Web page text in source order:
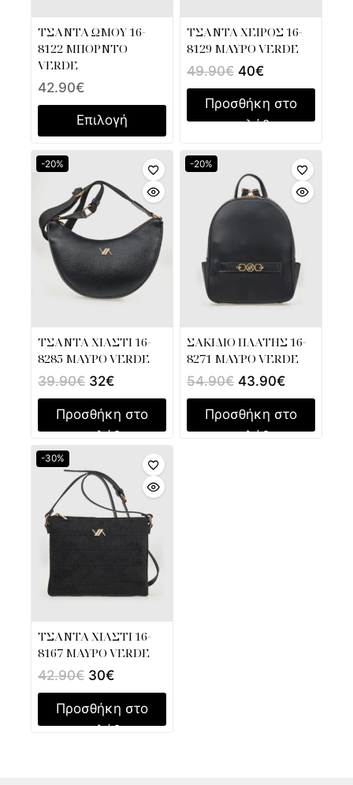
ΤΣΑΝΤΑ ΩΜΟΥ 16-
8122 ΜΠΟΡΝΤΟ
VERDE
42.90€
Επιλογή
ΤΣΑΝΤΑ ΧΕΙΡΟΣ 16-
8129 ΜΑΥΡΟ VERDE
49.90€ 40€
Προσθήκη στο
καλάθι
-20%
ΤΣΑΝΤΑ ΧΙΑΣΤΙ 16-
8285 ΜΑΥΡΟ VERDE
39.90€ 32€
Προσθήκη στο
καλάθι
-20%
ΣΑΚΙΔΙΟ ΠΛΑΤΗΣ 16-
8271 ΜΑΥΡΟ VERDE
54.90€ 43.90€
Προσθήκη στο
καλάθι
-30%
ΤΣΑΝΤΑ ΧΙΑΣΤΙ 16-
8167 ΜΑΥΡΟ VERDE
42.90€ 30€
Προσθήκη στο
καλάθι